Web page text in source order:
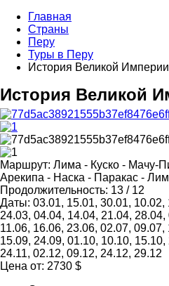
Главная
Страны
Перу
Туры в Перу
Иcтория Великой Империи
Иcтория Великой
Маршрут: Лима - Куско - Мачу-
Арекипа - Наска - Паракас -
Продолжительность: 13 / 12
Даты: 03.01, 15.01, 30.01,
24.03, 04.04, 14.04, 21.04,
11.06, 16.06, 23.06, 02.07,
15.09, 24.09, 01.10, 10.10,
24.11, 02.12, 09.12, 24.12, 29.12
Цена от: 2730 $